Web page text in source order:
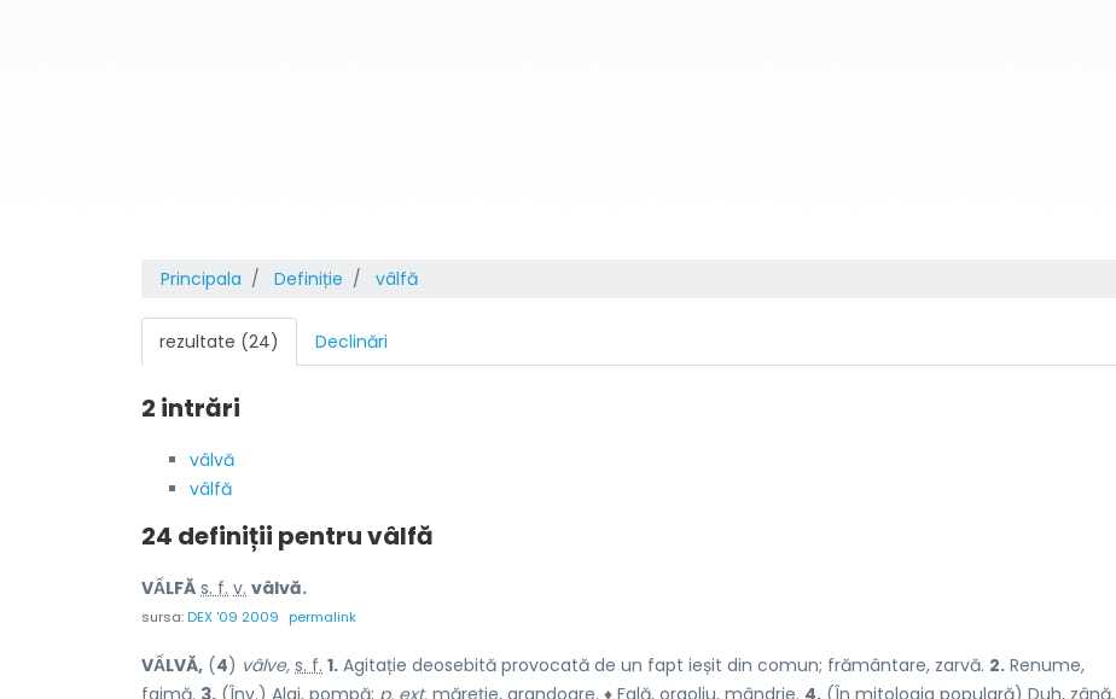
Principala Definiție vâlfă
rezultate (24) Declinări
2 intrări
vâlvă
vâlfă
24 definiții pentruvâlfă
VẤLFĂ s. f. v. vâlvă.
sursa:DEX '09 2009 permalink
VẤLVĂ, (4) vâlve, s. f. 1. Agitație deosebită provocată de un fapt ieșit din comun; frământare, zarvă. 2. Renume,
faimă. 3. (Înv.) Alai, pompă; p. ext. măreție, grandoare. ♦ Fală, orgoliu, mândrie. 4. (În mitologia populară) Duh, zână,